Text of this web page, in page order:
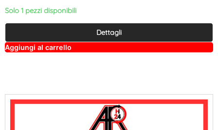
Solo 1 pezzi disponibili
Dettagli
Aggiungi al carrello
lt
ti
v